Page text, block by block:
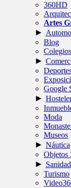
360HD
Artes
►
Blog
Colegios
►
Google
►
Moda
Museos
► Náutica
Objetos
► Sanidad
Turismo